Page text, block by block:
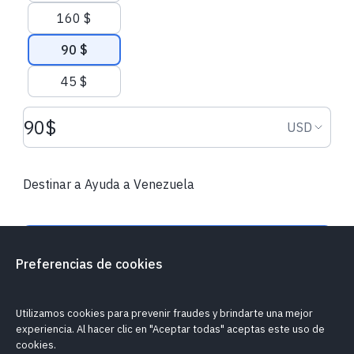
160 $
90 $
45 $
Monto de la donación USD USD
Destinar a Ayuda a Venezuela
¿Mi donación es segura?Política de cookiesInformar un problema
Preferencias de cookies
Utilizamos cookies para prevenir fraudes y brindarte una mejor
experiencia. Al hacer clic en "Aceptar todas" aceptas este uso de
cookies.